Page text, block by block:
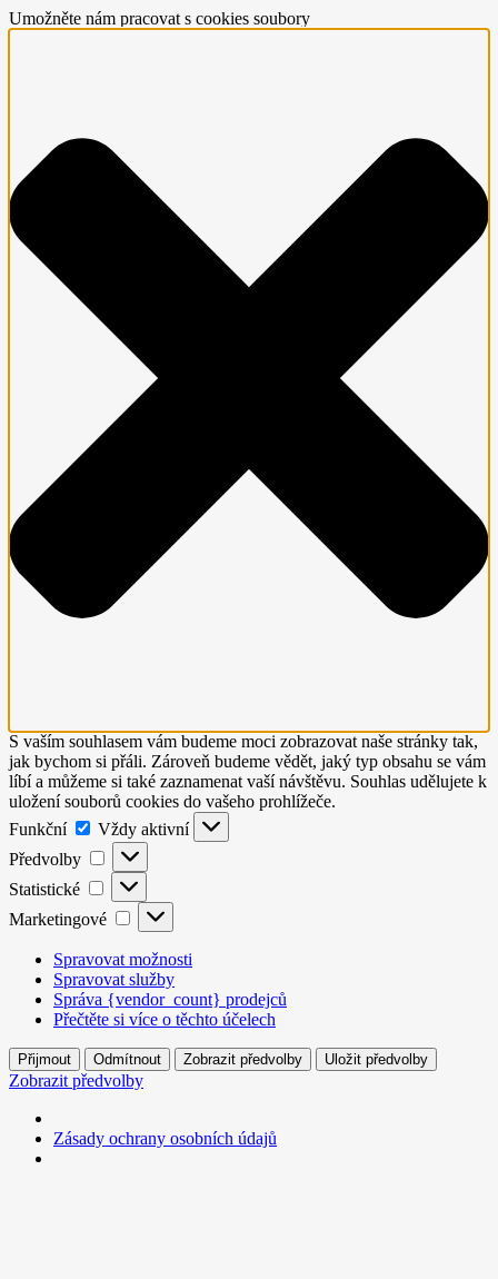
Umožněte nám pracovat s cookies soubory
S vaším souhlasem vám budeme moci zobrazovat naše stránky tak,
jak bychom si přáli. Zároveň budeme vědět, jaký typ obsahu se vám
líbí a můžeme si také zaznamenat vaší návštěvu. Souhlas udělujete k
uložení souborů cookies do vašeho prohlížeče.
Funkční
Funkční
Vždy aktivní
Předvolby
Předvolby
Statistické Statistické
Marketingové Marketingové
Spravovat možnosti
Spravovat služby
Správa {vendor_count} prodejců
Přečtěte si více o těchto účelech
Přijmout Odmítnout Zobrazit předvolby Uložit předvolby
Zobrazit předvolby
Zásady ochrany osobních údajů